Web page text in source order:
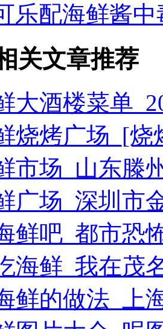
乐配海鲜酱
关文章推荐
大酒楼菜单
烧烤广场_[
市场_山东滕
广场_深圳市
鲜吧_都市恐
海鲜_我在茂
鲜的做法_上